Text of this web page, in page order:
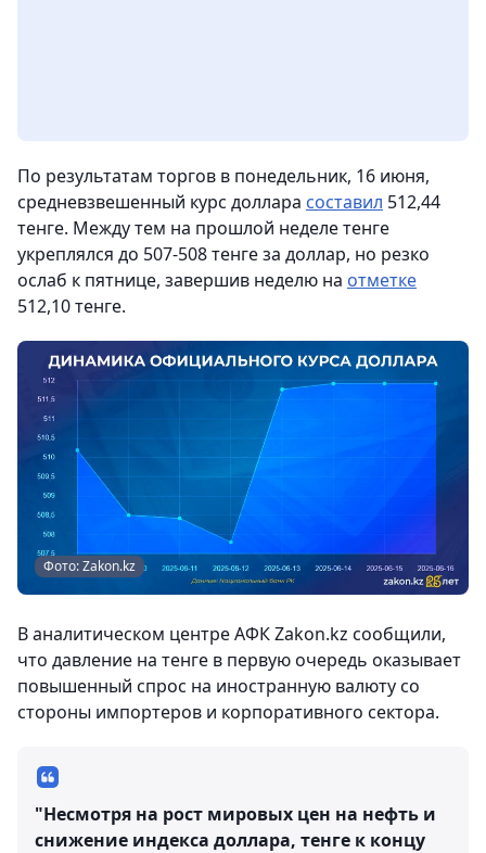
По результатам торгов в понедельник, 16 июня,
средневзвешенный курс доллара составил 512,44
тенге. Между тем на прошлой неделе тенге
укреплялся до 507-508 тенге за доллар, но резко
ослаб к пятнице, завершив неделю на отметке
512,10 тенге.
Фото: Zakon.kz
В аналитическом центре АФК Zakon.kz сообщили,
что давление на тенге в первую очередь оказывает
повышенный спрос на иностранную валюту со
стороны импортеров и корпоративного сектора.
"Несмотря на рост мировых цен на нефть и
снижение индекса доллара, тенге к концу